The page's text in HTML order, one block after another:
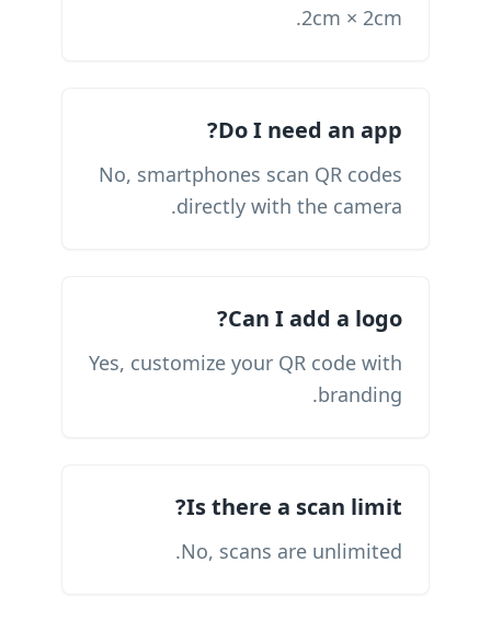
2cm × 2cm.
Do I need an app?
No, smartphones scan QR codes
directly with the camera.
Can I add a logo?
Yes, customize your QR code with
branding.
Is there a scan limit?
No, scans are unlimited.